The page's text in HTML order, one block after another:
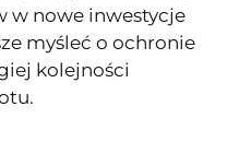
w nowe inwestycje
myśleć o ochronie
kolejności